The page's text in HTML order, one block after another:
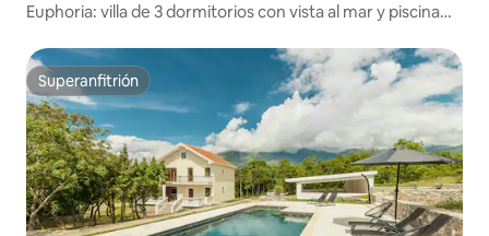
Euphoria: villa de 3 dormitorios con vista al mar y piscina
Superanfitrión
Superanfitrión